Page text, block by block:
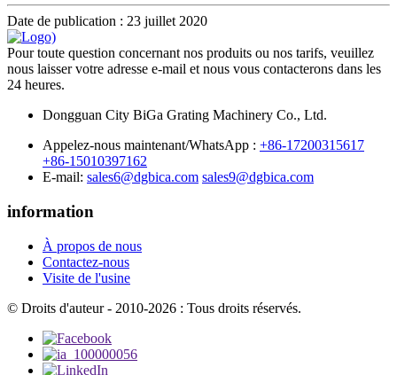
Date de publication : 23 juillet 2020
Pour toute question concernant nos produits ou nos tarifs, veuillez
nous laisser votre adresse e-mail et nous vous contacterons dans les
24 heures.
Dongguan City BiGa Grating Machinery Co., Ltd.
Appelez-nous maintenant/WhatsApp : +86-17200315617
+86-15010397162
E-mail: sales6@dgbica.com sales9@dgbica.com
information
À propos de nous
Contactez-nous
Visite de l'usine
© Droits d'auteur - 2010-2026 : Tous droits réservés.